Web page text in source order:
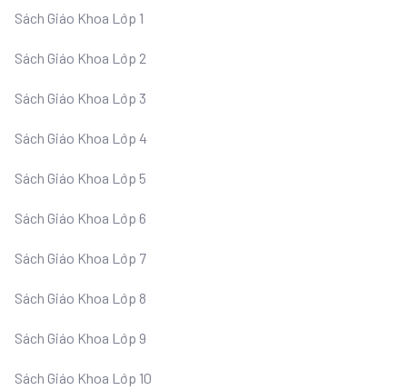
Sách Giáo Khoa Lớp 1
Sách Giáo Khoa Lớp 2
Sách Giáo Khoa Lớp 3
Sách Giáo Khoa Lớp 4
Sách Giáo Khoa Lớp 5
Sách Giáo Khoa Lớp 6
Sách Giáo Khoa Lớp 7
Sách Giáo Khoa Lớp 8
Sách Giáo Khoa Lớp 9
Sách Giáo Khoa Lớp 10